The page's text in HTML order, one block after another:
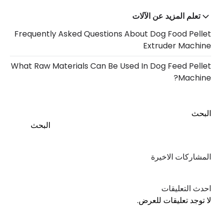
تعلم المزيد عن الآلات
Frequently Asked Questions About Dog Food Pellet
Extruder Machine
What Raw Materials Can Be Used In Dog Feed Pellet
Machine?
البحث
البحث
المشاركات الاخيرة
احدث التعليقات
لا توجد تعليقات للعرض.